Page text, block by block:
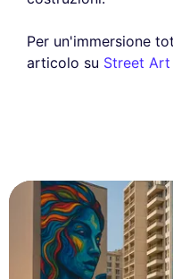
Per un'immersione
articolo su Street Art